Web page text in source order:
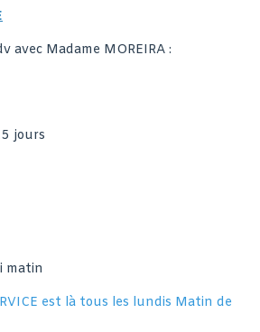
avec Madame MOREIRA :
jours
matin
est là tous les lundis Matin de